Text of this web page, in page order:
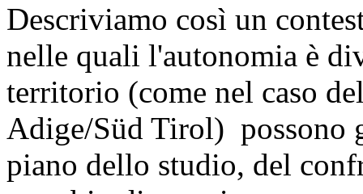
Descriviamo così un
nelle quali l'autonomia è
territorio (come nel caso
Adige/Süd Tirol) possono
piano dello studio, del